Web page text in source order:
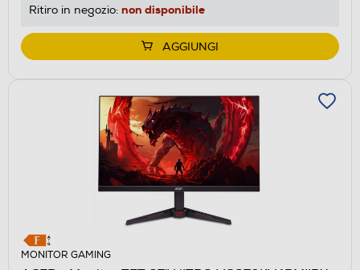
Ritiro in negozio: non disponibile
AGGIUNGI
MONITOR GAMING